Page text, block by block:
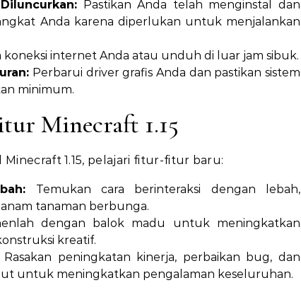
Pastikan Anda telah menginstal dan
Anda karena diperlukan untuk menjalankan
koneksi internet Anda atau unduh di luar jam sibuk.
Perbarui driver grafis Anda dan pastikan sistem
minimum.
Minecraft 1.15
1.15, pelajari fitur-fitur baru:
Temukan cara berinteraksi dengan lebah,
tanaman berbunga.
dengan balok madu untuk meningkatkan
kreatif.
peningkatan kinerja, perbaikan bug, dan
untuk meningkatkan pengalaman keseluruhan.